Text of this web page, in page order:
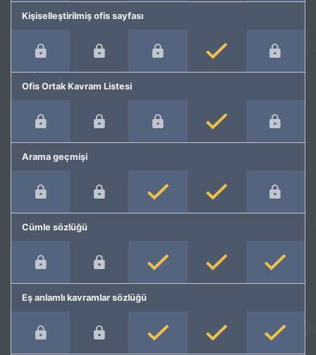
Kişiselleştirilmiş ofis sayfası
Ofis Ortak Kavram Listesi
Arama geçmişi
Cümle sözlüğü
Eş anlamlı kavramlar sözlüğü